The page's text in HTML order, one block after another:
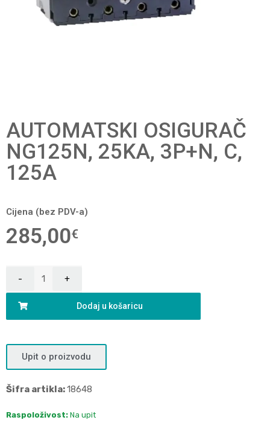
AUTOMATSKI OSIGURAČ
NG125N, 25KA, 3P+N, C,
125A
Cijena (bez PDV-a)
285,00€
Dodaj u košaricu
Upit o proizvodu
Šifra artikla:18648
Raspoloživost: Na upit